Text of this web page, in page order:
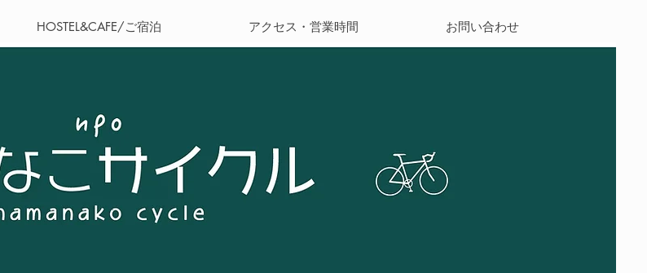
HOSTEL&CAFE/ご宿泊 アクセス・営業時間 お問い合わせ